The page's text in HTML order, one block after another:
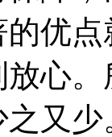
优
心
又